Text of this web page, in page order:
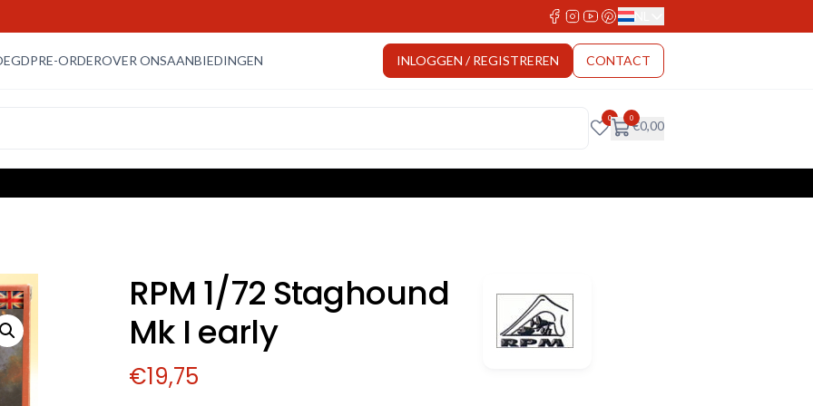
Select Language
PRE-ORDEROVER ONSAANBIEDINGEN INLOGGEN / REGISTREREN CONTACT
0 0€0,00
RPM 1/72 Staghound
Mk I early
€19,75